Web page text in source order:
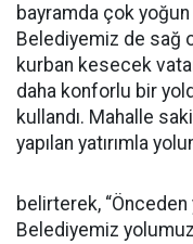
bayramda çok
Belediyemiz de sağ
kurban kesecek
daha konforlu bir
kullandı. Mahalle
yapılan yatırımla
belirterek,
Belediyemiz